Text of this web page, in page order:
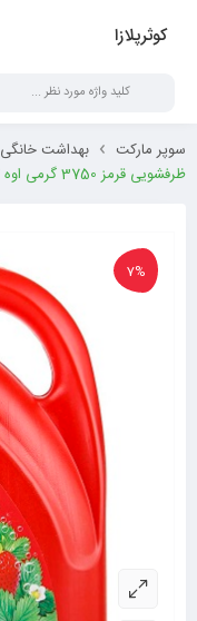
کوثرپلازا
سوپر مارکت بهداشت خانگی
ظرفشویی قرمز 3750 گرمی اوه 6260010507867
7%